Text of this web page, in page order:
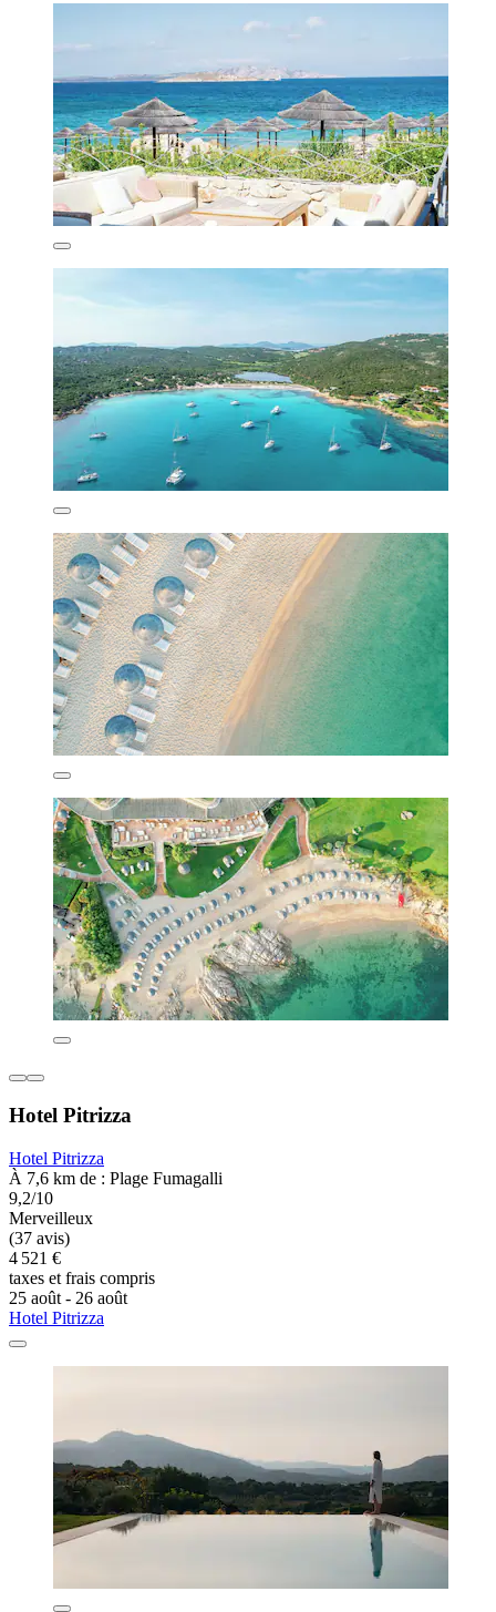
Hotel Pitrizza
Hotel Pitrizza
À 7,6 km de : Plage Fumagalli
9,2/10
Merveilleux
(37 avis)
4 521 €
taxes et frais compris
25 août - 26 août
Hotel Pitrizza